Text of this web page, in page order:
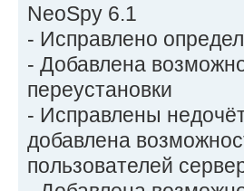
NeoSpy 6.1
- Исправлено
- Добавлена
переустановки
- Исправлены
добавлена
пользователей